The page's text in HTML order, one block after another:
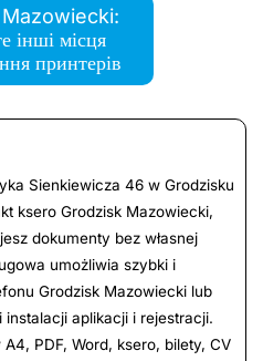
інші місця
принтерів
Sienkiewicza 46 w Grodzisku
ksero Grodzisk Mazowiecki,
dokumenty bez własnej
umożliwia szybki i
Grodzisk Mazowiecki lub
aplikacji i rejestracji.
PDF, Word, ksero, bilety, CV